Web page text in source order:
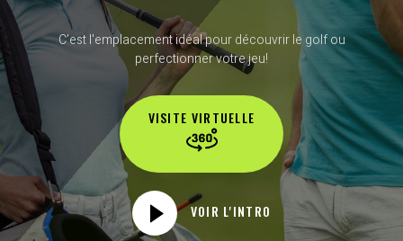
C’est l'emplacement idéal pour découvrir le golf ou
perfectionner votre jeu!
VISITE VIRTUELLE
VOIR L'INTRO